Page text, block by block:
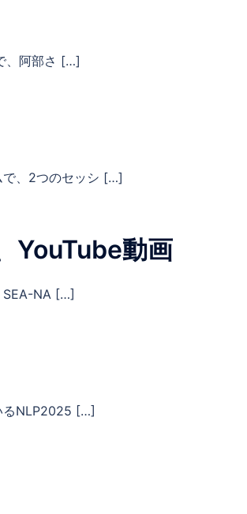
、阿部さ […]
で、2つのセッシ […]
YouTube動画
SEA-NA […]
るNLP2025 […]